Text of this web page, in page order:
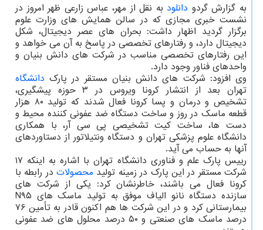
به گزارش گردو دانلود به نقل از مهر، عباس زارعی ظهر امروز در
نشست خبری مجازی که در سالن همایش های وزارت علوم
برگزار گردید اظهار داشت: بحران های عصر دیجیتال، شکل
دیجیتال دارد، و رفتارهای تخصصی در پاسخ به آن می خواهد و
این رفتارهای تخصصی مناسب در شرکت های دانش بنیان و
واحدهای فناور وجود دارد.
وی افزود: شرکت های دانش بنیان مستقر در پارک دانشگاه
تهران بعد از انتشار کرونا ویروس در ۳ حوزه پیشگیری،
تشخیص و درمان و پسا کرونا فعال شدند که تولید ۸۰ هزار
قطعه ماسک در روز و ساخت دستگاه ضد عفونی کننده محیط و
دست ها، ساخت کیت تشخیصی پی سی آر، با همکاری
دانشگاه علوم پزشکی تهران و دستگاه ونتیلاتور از دستاوردهای
آنها به حساب می آید.
رییس پارک علم و فناوری دانشگاه تهران با اشاره به اینکه ۱۷
شرکت مستقر در این پارک در زمینه تولید محصولاتدر رابطه با
کرونا فعال می باشند، خاطرنشان کرد: یکی از شرکت های
سازنده دستگاه نانو الیاف موفق به تولید ماسک های N۹۵
بیمارستانی کرد و در این شرکت ها هم اکنون قادر به تأمین ۷۶
درصد ماسک های صنعتی و ۵۰ درصد محلول های ضد عفونی